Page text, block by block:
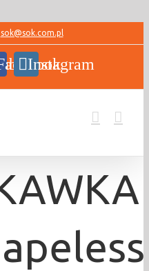
sok@sok.com.pl
Instagram